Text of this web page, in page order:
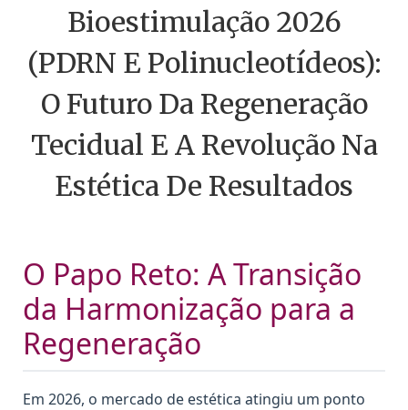
Bioestimulação 2026
(PDRN E Polinucleotídeos):
O Futuro Da Regeneração
Tecidual E A Revolução Na
Estética De Resultados
O Papo Reto: A Transição
da Harmonização para a
Regeneração
Em 2026, o mercado de estética atingiu um ponto